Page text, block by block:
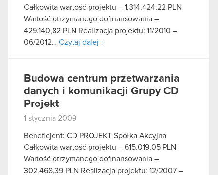
Całkowita wartość projektu – 1.314.424,22 PLN
Wartość otrzymanego dofinansowania –
429.140,82 PLN Realizacja projektu: 11/2010 –
06/2012… Czytaj dalej
Budowa centrum przetwarzania
danych i komunikacji Grupy CD
Projekt
1 stycznia 2009
Beneficjent: CD PROJEKT Spółka Akcyjna
Całkowita wartość projektu – 615.019,05 PLN
Wartość otrzymanego dofinansowania –
302.468,39 PLN Realizacja projektu: 12/2007 –